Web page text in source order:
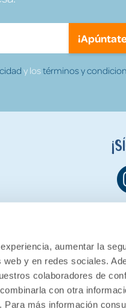
aumentar la
y en redes sociales.
colaboradores de
con otra
Para más información
y lostérminos y